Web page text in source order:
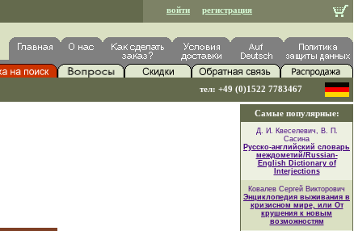
войти регистрация
тел: +49 (0)1522 7783467
Самые популярные:
Д. И. Квеселевич, В. П.
Сасина
Русско-английский словарь
междометий/Russian-
English Dictionary of
Interjections
Ковалев Сергей Викторович
Энциклопедия выживания в
кризисном мире, или От
крушения к новым
возможностям